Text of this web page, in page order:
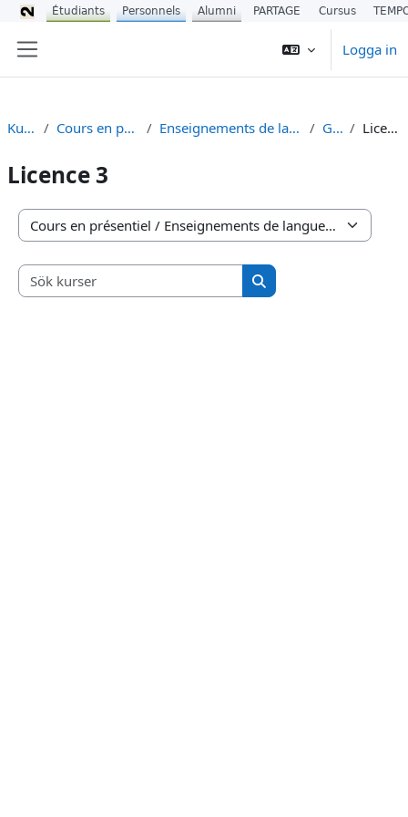
Logga in
Kurser Cours en présentiel Enseignements de langues (UEL) Gallo Licence 3
Licence 3
Kurskategorier
Sök kurser
Sök kurser
Étudiants Personnels Alumni PARTAGE Cursus